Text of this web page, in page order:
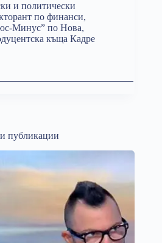
и политически
по финанси,
Минус” по Нова,
къща Кадре
публикации